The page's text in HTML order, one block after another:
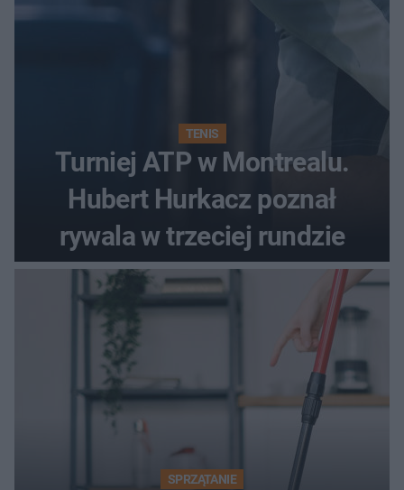
TENIS
Turniej ATP w Montrealu.
Hubert Hurkacz poznał
rywala w trzeciej rundzie
SPRZĄTANIE